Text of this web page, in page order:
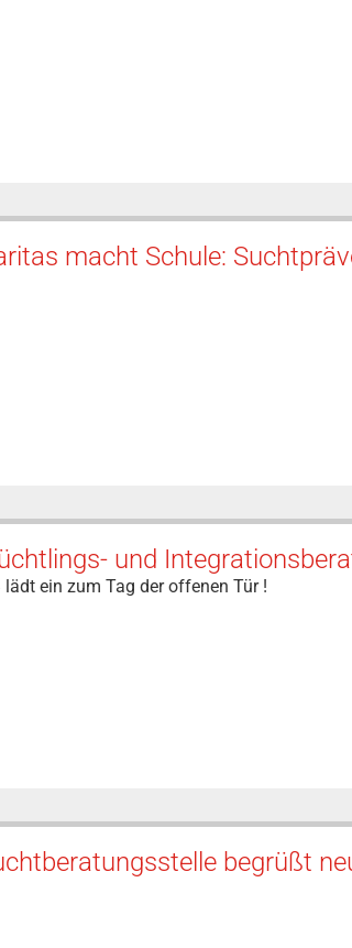
macht Schule:
und
lädt ein zum Tag der offenen Tür !
begrüßt